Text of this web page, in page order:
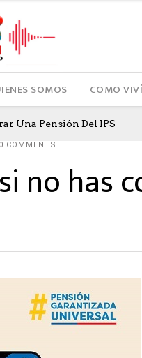
SOMOS COMO
Una Pensión Del IPS
0 COMMENTS
no has